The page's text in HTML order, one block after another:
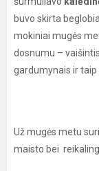
buvo skirta
mokiniai mugės
dosnumu –
gardumynais ir taip
Už mugės metu
maisto bei